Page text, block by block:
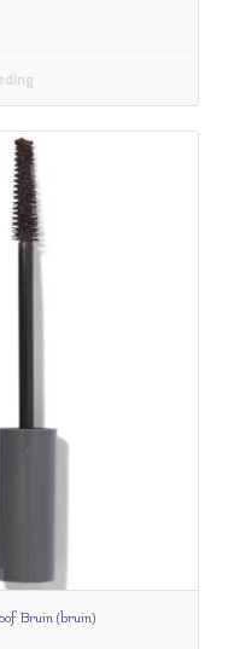
Bruin (bruin)